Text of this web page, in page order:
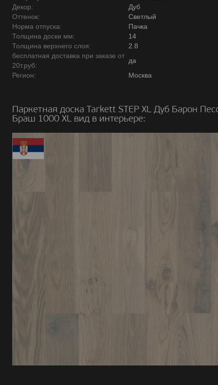
Декор:
Дуб
Оттенок:
Светлый
Норма отпуска:
Пачка
Толщина доски мм:
14
Толщина верхнего слоя:
2.8
бесплатная доставка при заказе от
20т.руб:
да
Регион:
Москва
Паркетная доска Tarkett STEP XL Дуб Барон
Браш 1000 ХL вид в интерьере: